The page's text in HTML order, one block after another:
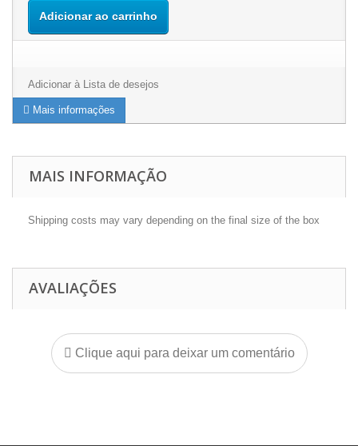
Adicionar ao carrinho
Adicionar à Lista de desejos
Mais informações
MAIS INFORMAÇÃO
Shipping costs may vary depending on the final size of the box
AVALIAÇÕES
Clique aqui para deixar um comentário